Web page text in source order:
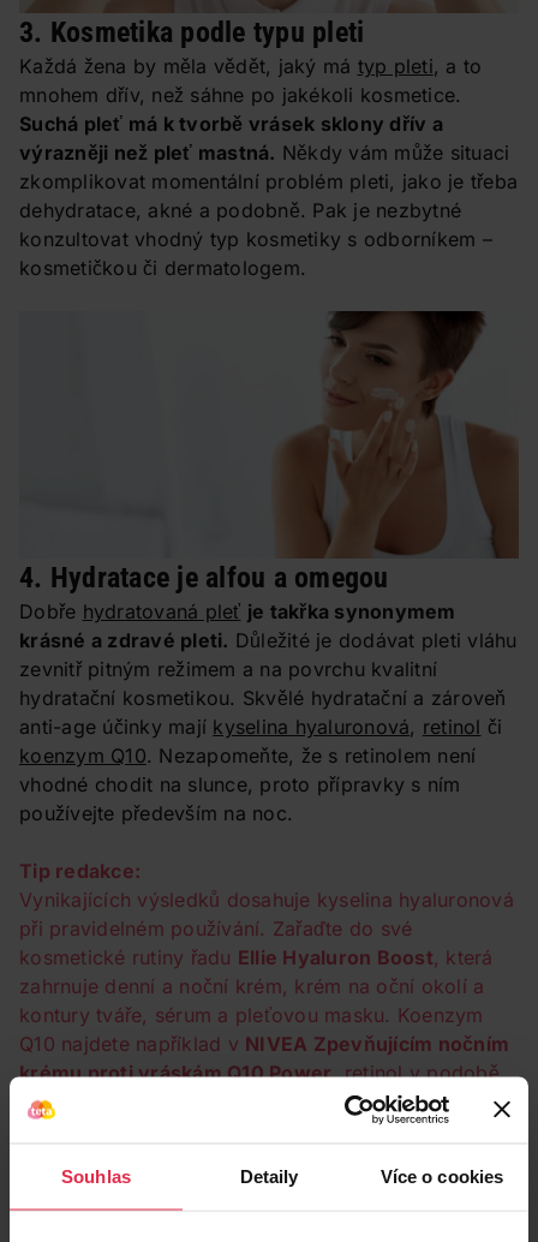
Souhlas Detaily Více o cookies
3. Kosmetika podle typu pleti
Každá žena by měla vědět, jaký má typ pleti, a to
mnohem dřív, než sáhne po jakékoli kosmetice.
Suchá pleť má k tvorbě vrásek sklony dřív a
výrazněji než pleť mastná. Někdy vám může situaci
zkomplikovat momentální problém pleti, jako je třeba
dehydratace, akné a podobně. Pak je nezbytné
konzultovat vhodný typ kosmetiky s odborníkem –
kosmetičkou či dermatologem.
4. Hydratace je alfou a omegou
Dobře hydratovaná pleť je takřka synonymem
krásné a zdravé pleti. Důležité je dodávat pleti vláhu
zevnitř pitným režimem a na povrchu kvalitní
hydratační kosmetikou. Skvělé hydratační a zároveň
anti-age účinky mají kyselina hyaluronová, retinol či
koenzym Q10. Nezapomeňte, že s retinolem není
vhodné chodit na slunce, proto přípravky s ním
používejte především na noc.
Tip redakce:
Vynikajících výsledků dosahuje kyselina hyaluronová
při pravidelném používání. Zařaďte do své
kosmetické rutiny řadu Ellie Hyaluron Boost, která
zahrnuje denní a noční krém, krém na oční okolí a
kontury tváře, sérum a pleťovou masku. Koenzym
Q10 najdete například v NIVEA Zpevňujícím nočním
krému proti vráskám Q10 Power, retinol v podobě
retino-peptidů zas v řadě
L’Oréal Paris Age
zahrnující denní a noční krém proti